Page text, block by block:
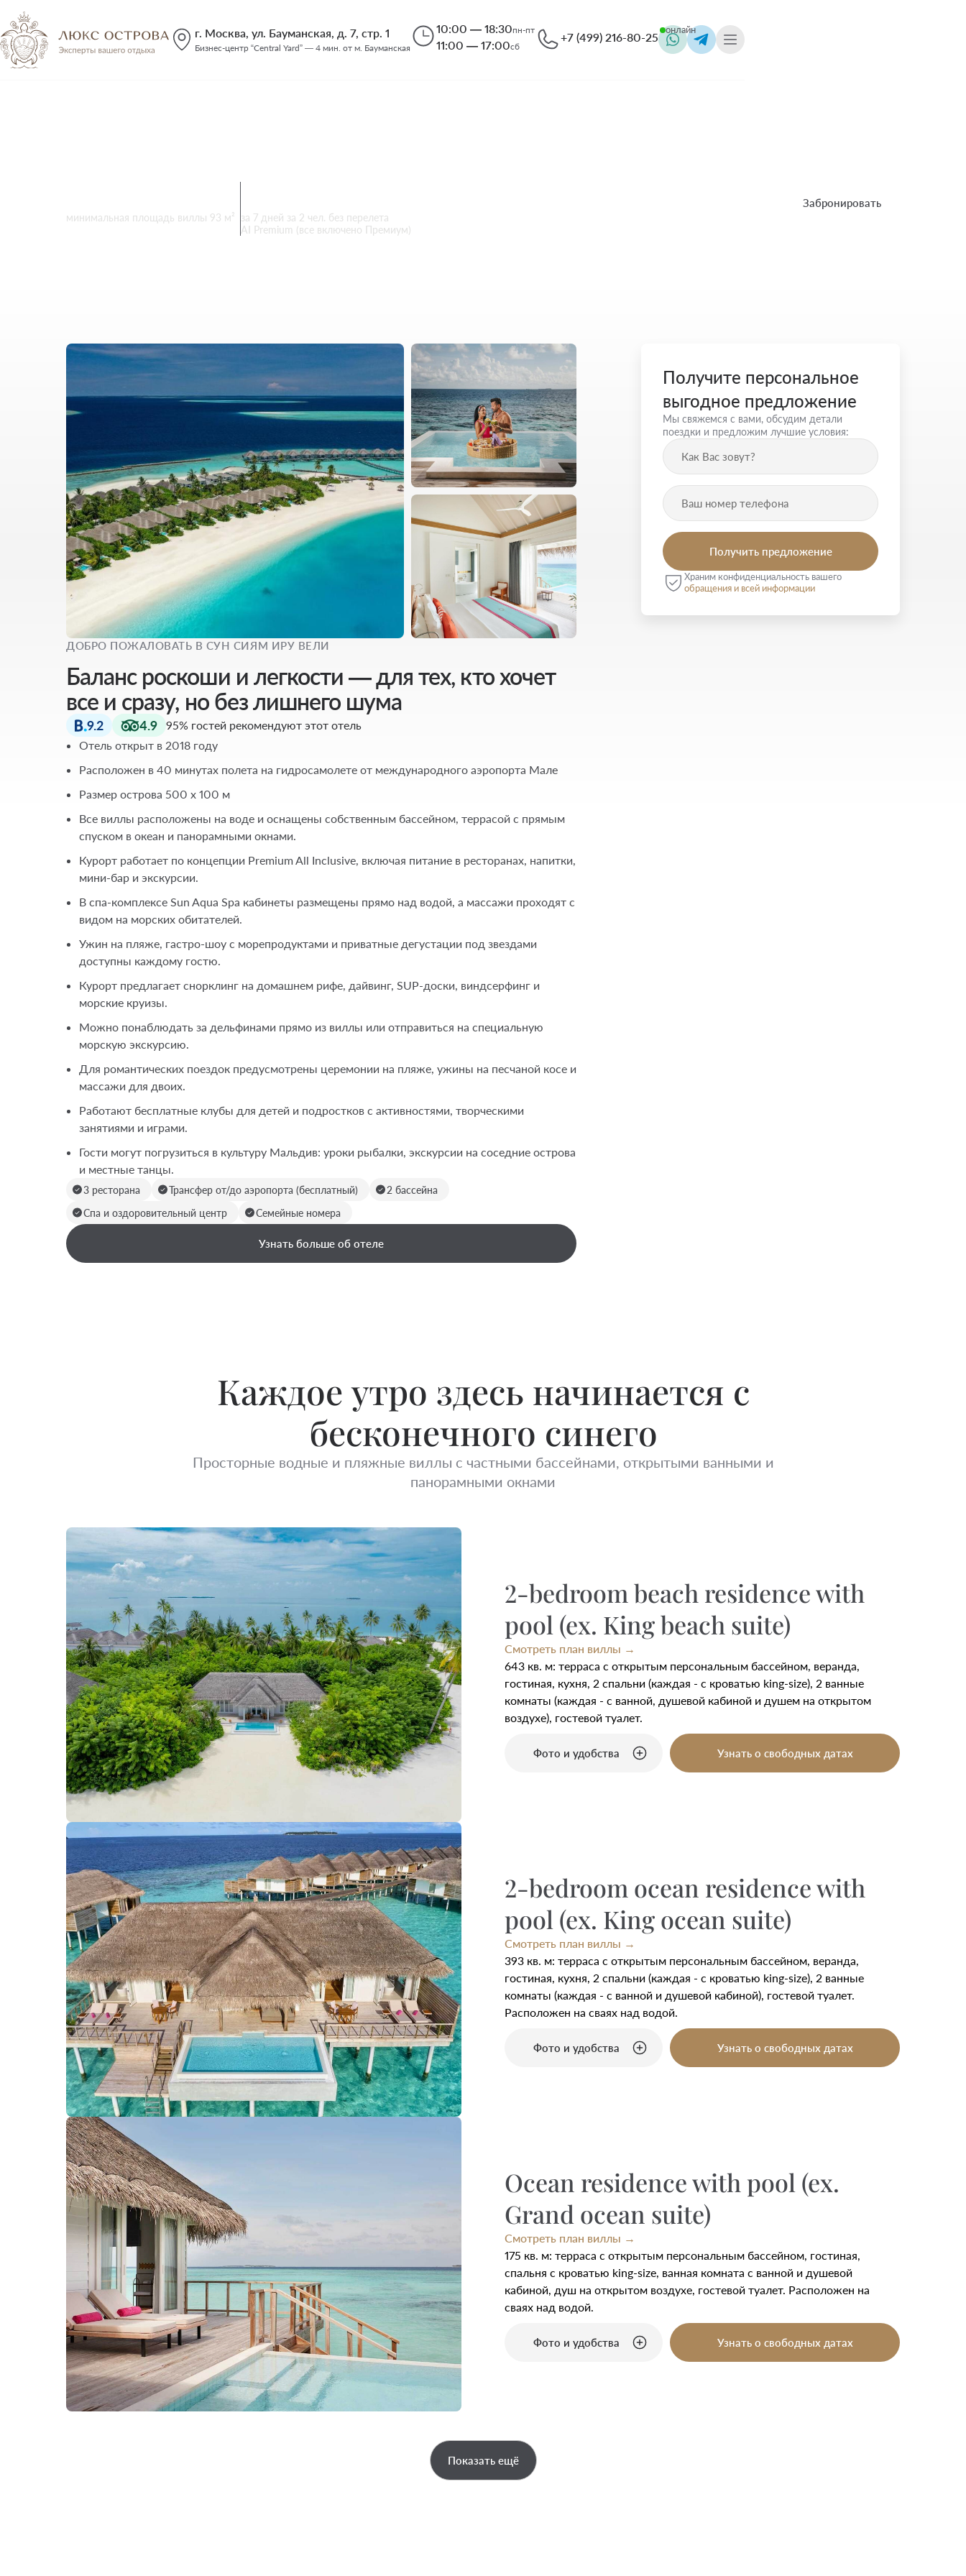
г. Москва, ул. Бауманская, д. 7, стр. 1
Бизнес-центр “Central Yard” — 4 мин. от м. Бауманская
10:00 — 18:30пн-пт
11:00 — 17:00сб
+7 (499) 216-80-25
онлайн
минимальная площадь виллы 93 м²
за 7 дней за 2 чел. без перелета
AI Premium (все включено Премиум)
Забронировать
ДОБРО ПОЖАЛОВАТЬ В СУН СИЯМ ИРУ ВЕЛИ
Баланс роскоши и легкости — для тех, кто хочет
все и сразу, но без лишнего шума
9.2 4.9
95% гостей рекомендуют этот отель
Отель открыт в 2018 году
Расположен в 40 минутах полета на гидросамолете от международного аэропорта Мале
Размер острова 500 x 100 м
Все виллы расположены на воде и оснащены собственным бассейном, террасой с прямым
спуском в океан и панорамными окнами.
Курорт работает по концепции Premium All Inclusive, включая питание в ресторанах, напитки,
мини-бар и экскурсии.
В спа-комплексе Sun Aqua Spa кабинеты размещены прямо над водой, а массажи проходят с
видом на морских обитателей.
Ужин на пляже, гастро-шоу с морепродуктами и приватные дегустации под звездами
доступны каждому гостю.
Курорт предлагает снорклинг на домашнем рифе, дайвинг, SUP-доски, виндсерфинг и
морские круизы.
Можно понаблюдать за дельфинами прямо из виллы или отправиться на специальную
морскую экскурсию.
Для романтических поездок предусмотрены церемонии на пляже, ужины на песчаной косе и
массажи для двоих.
Работают бесплатные клубы для детей и подростков с активностями, творческими
занятиями и играми.
Гости могут погрузиться в культуру Мальдив: уроки рыбалки, экскурсии на соседние острова
и местные танцы.
3 ресторана Трансфер от/до аэропорта (бесплатный)
2 бассейна
Спа и оздоровительный центр
Семейные номера
Узнать больше об отеле
Получите персональное
выгодное предложение
Мы свяжемся с вами, обсудим детали
поездки и предложим лучшие условия:
Храним конфиденциальность вашего
обращения и всей информации
Каждое утро здесь начинается с
бесконечного синего
Просторные водные и пляжные виллы с частными бассейнами, открытыми ванными и
панорамными окнами
2-bedroom beach residence with
pool (ex. King beach suite)
Смотреть план виллы →
643 кв. м: терраса с открытым персональным бассейном, веранда,
гостиная, кухня, 2 спальни (каждая - с кроватью king-size), 2 ванные
комнаты (каждая - с ванной, душевой кабиной и душем на открытом
воздухе), гостевой туалет.
Фото и удобства Узнать о свободных датах
2-bedroom ocean residence with
pool (ex. King ocean suite)
Смотреть план виллы →
393 кв. м: терраса с открытым персональным бассейном, веранда,
гостиная, кухня, 2 спальни (каждая - с кроватью king-size), 2 ванные
комнаты (каждая - с ванной и душевой кабиной), гостевой туалет.
Расположен на сваях над водой.
Фото и удобства Узнать о свободных датах
Ocean residence with pool (ex.
Grand ocean suite)
Смотреть план виллы →
175 кв. м: терраса с открытым персональным бассейном, гостиная,
спальня с кроватью king-size, ванная комната с ванной и душевой
кабиной, душ на открытом воздухе, гостевой туалет. Расположен на
сваях над водой.
Фото и удобства Узнать о свободных датах
Показать ещё